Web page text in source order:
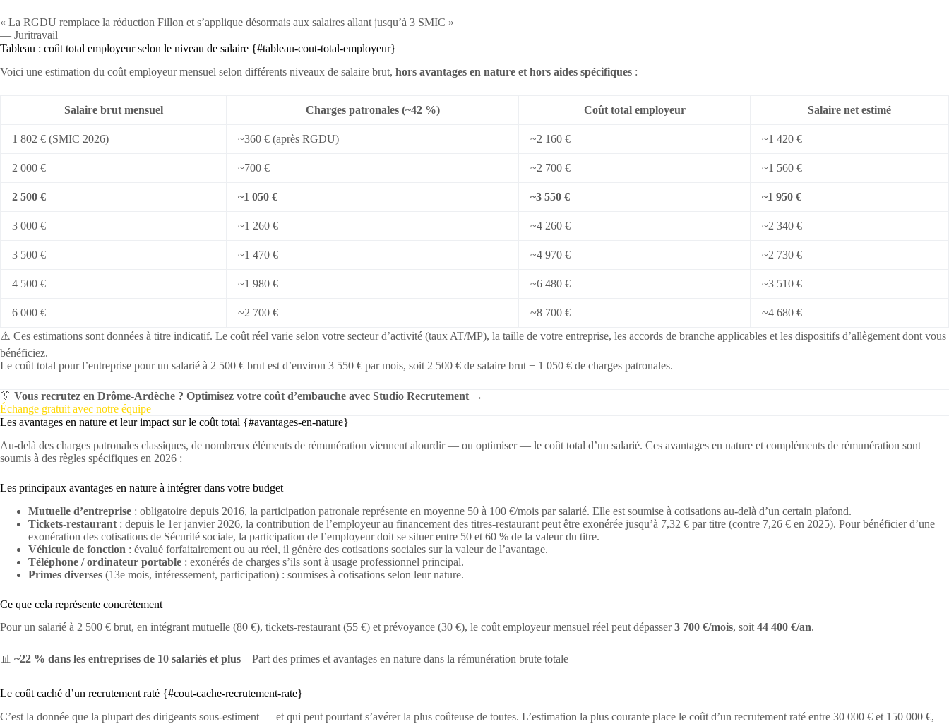
« La RGDU remplace la réduction Fillon et s’applique désormais aux salaires allant jusqu’à 3 SMIC »
— Juritravail
Tableau : coût total employeur selon le niveau de salaire {#tableau-cout-total-employeur}
Voici une estimation du coût employeur mensuel selon différents niveaux de salaire brut, hors avantages en nature et hors aides spécifiques :
Salaire brut mensuel Charges patronales (~42 %) Coût total employeur Salaire net estimé
1 802 € (SMIC 2026) ~360 € (après RGDU) ~2 160 € ~1 420 €
2 000 € ~700 € ~2 700 € ~1 560 €
2 500 € ~1 050 € ~3 550 € ~1 950 €
3 000 € ~1 260 € ~4 260 € ~2 340 €
3 500 € ~1 470 € ~4 970 € ~2 730 €
4 500 € ~1 980 € ~6 480 € ~3 510 €
6 000 € ~2 700 € ~8 700 €
~4 680 €
⚠️ Ces estimations sont données à titre indicatif. Le coût réel varie selon votre secteur d’activité (taux AT/MP), la taille de votre entreprise, les accords de branche applicables et les dispositifs d’allègement dont vous
bénéficiez.
Le coût total pour l’entreprise pour un salarié à 2 500 € brut est d’environ 3 550 € par mois, soit 2 500 € de salaire brut + 1 050 € de charges patronales.
👔 Vous recrutez en Drôme-Ardèche ? Optimisez votre coût d’embauche avec Studio Recrutement →
Échange gratuit avec notre équipe
Les avantages en nature et leur impact sur le coût total {#avantages-en-nature}
Au-delà des charges patronales classiques, de nombreux éléments de rémunération viennent alourdir — ou optimiser — le coût total d’un salarié. Ces avantages en nature et compléments de rémunération sont
soumis à des règles spécifiques en 2026 :
Les principaux avantages en nature à intégrer dans votre budget
Mutuelle d’entreprise : obligatoire depuis 2016, la participation patronale représente en moyenne 50 à 100 €/mois par salarié. Elle est soumise à cotisations au-delà d’un certain plafond.
Tickets-restaurant : depuis le 1er janvier 2026, la contribution de l’employeur au financement des titres-restaurant peut être exonérée jusqu’à 7,32 € par titre (contre 7,26 € en 2025). Pour bénéficier d’une
exonération des cotisations de Sécurité sociale, la participation de l’employeur doit se situer entre 50 et 60 % de la valeur du titre.
Véhicule de fonction : évalué forfaitairement ou au réel, il génère des cotisations sociales sur la valeur de l’avantage.
Téléphone / ordinateur portable : exonérés de charges s’ils sont à usage professionnel principal.
Primes diverses (13e mois, intéressement, participation) : soumises à cotisations selon leur nature.
Ce que cela représente concrètement
Pour un salarié à 2 500 € brut, en intégrant mutuelle (80 €), tickets-restaurant (55 €) et prévoyance (30 €), le coût employeur mensuel réel peut dépasser3 700 €/mois, soit 44 400 €/an.
📊 ~22 % dans les entreprises de 10 salariés et plus – Part des primes et avantages en nature dans la rémunération brute totale
Le coût caché d’un recrutement raté {#cout-cache-recrutement-rate}
C’est la donnée que la plupart des dirigeants sous-estiment — et qui peut pourtant s’avérer la plus coûteuse de toutes. L’estimation la plus courante place le coût d’un recrutement raté entre 30 000 € et 150 000 €,